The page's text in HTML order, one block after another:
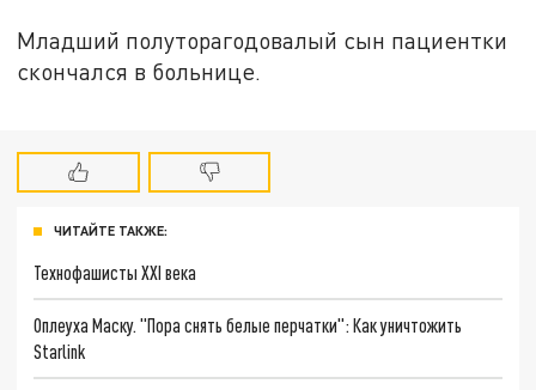
Младший полуторагодовалый сын пациентки
скончался в больнице.
ЧИТАЙТЕ ТАКЖЕ:
Технофашисты XXI века
Оплеуха Маску. "Пора снять белые перчатки": Как уничтожить
Starlink